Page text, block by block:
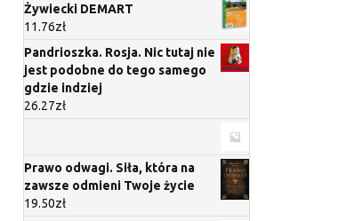
Żywiecki DEMART
11.76zł
Pandrioszka. Rosja. Nic tutaj nie
jest podobne do tego samego
gdzie indziej
26.27zł
Prawo odwagi. Siła, która na
zawsze odmieni Twoje życie
19.50zł